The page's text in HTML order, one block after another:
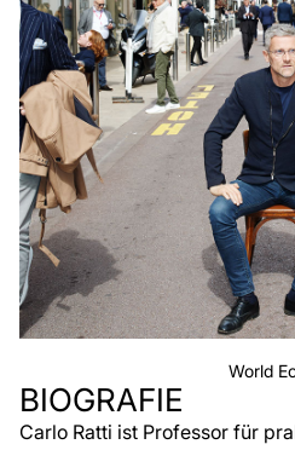
World
BIOGRAFIE
Carlo Ratti ist Professor für